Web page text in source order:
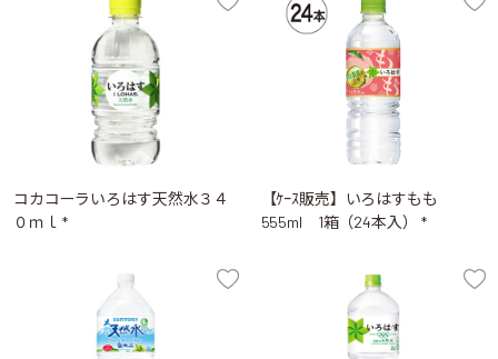
コカコーラいろはす天然水３４
０ｍｌ *
【ｹｰｽ販売】いろはすもも
555ml 1箱（24本入） *